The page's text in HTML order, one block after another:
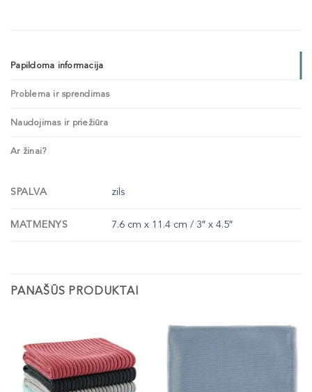
Papildoma informacija
Problema ir sprendimas
Naudojimas ir priežiūra
Ar žinai?
SPALVA zils
MATMENYS 7.6 cm x 11.4 cm / 3″ x 4.5″
PANAŠŪS PRODUKTAI